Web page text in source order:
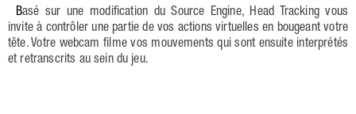
Basé sur une modification du Source Engine, Head Tracking vous
invite à contrôler une partie de vos actions virtuelles en bougeant votre
tête. Votre webcam filme vos mouvements qui sont ensuite interprétés
et retranscrits au sein du jeu.